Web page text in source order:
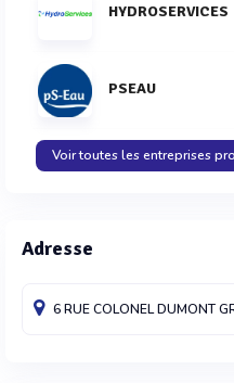
HYDROSERVICES
PSEAU
Voir toutes les entreprises
Adresse
6 RUE COLONEL DUMONT